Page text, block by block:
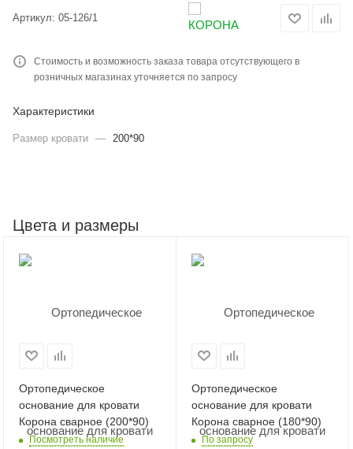
Артикул: 05-126/1
Стоимость и возможность заказа товара отсутствующего в
розничных магазинах уточняется по запросу
Характеристики
Размер кровати — 200*90
Цвета и размеры
Ортопедическое
основание для кровати
Корона сварное (200*90)
Посмотреть наличие
Ортопедическое
основание для кровати
Корона сварное (180*90)
По запросу